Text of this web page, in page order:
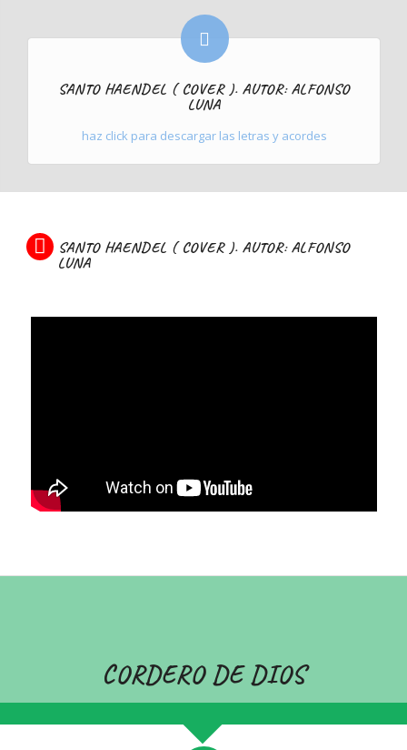
SANTO HAENDEL ( COVER ). AUTOR: ALFONSO
LUNA
haz click para descargar las letras y acordes
SANTO HAENDEL ( COVER ). AUTOR: ALFONSO
LUNA
CORDERO DE DIOS